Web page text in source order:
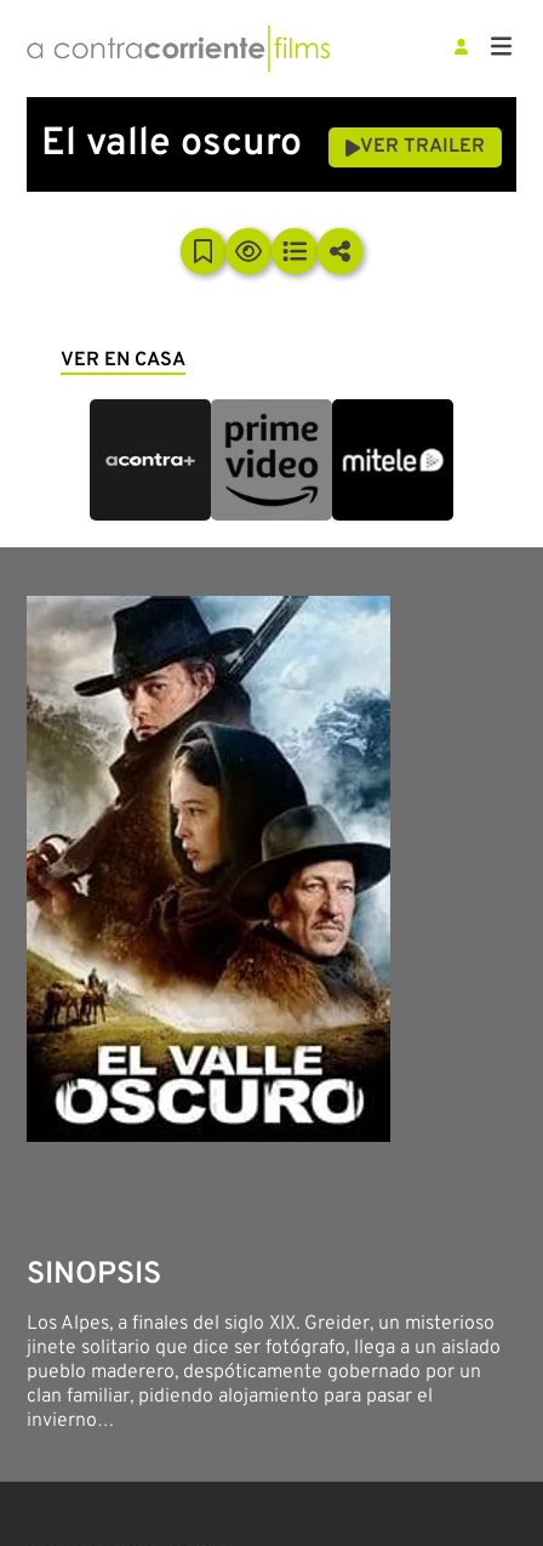
El valle oscuro VER TRAILER
VER EN CASA
SINOPSIS
Los Alpes, a finales del siglo XIX. Greider, un misterioso
jinete solitario que dice ser fotógrafo, llega a un aislado
pueblo maderero, despóticamente gobernado por un
clan familiar, pidiendo alojamiento para pasar el
invierno…